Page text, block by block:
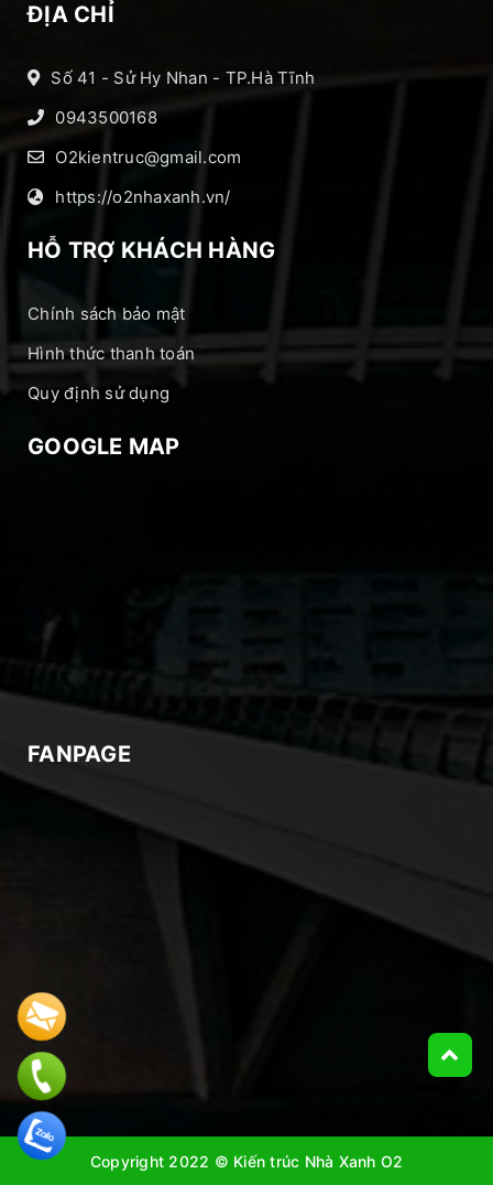
ĐỊA CHỈ
Số 41 - Sử Hy Nhan - TP.Hà Tĩnh
0943500168
O2kientruc@gmail.com
https://o2nhaxanh.vn/
HỖ TRỢ KHÁCH HÀNG
Chính sách bảo mật
Hình thức thanh toán
Quy định sử dụng
GOOGLE MAP
FANPAGE
Copyright 2022 © Kiến trúc Nhà Xanh O2